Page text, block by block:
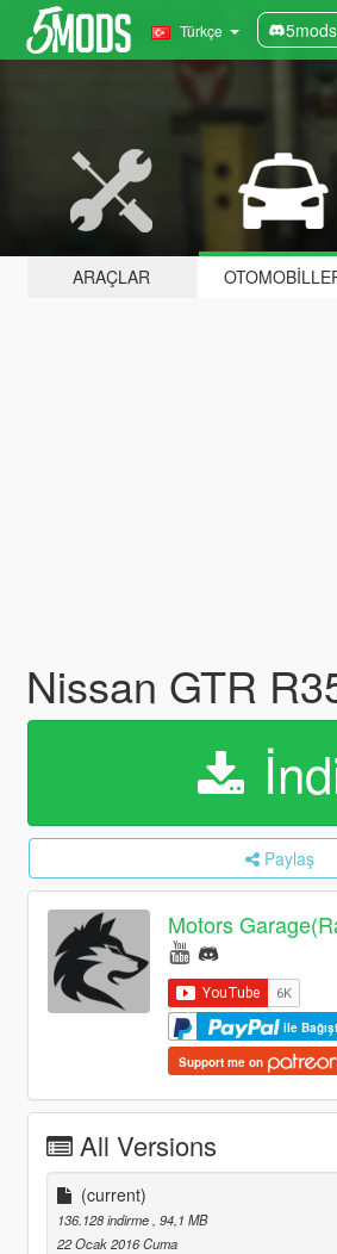
Türkçe
ARAÇLAR
Nissan GTR
Paylaş
Motors
ile
Support me on
All Versions
(current)
136.128 indirme , 94,1 MB
22 Ocak 2016 Cuma